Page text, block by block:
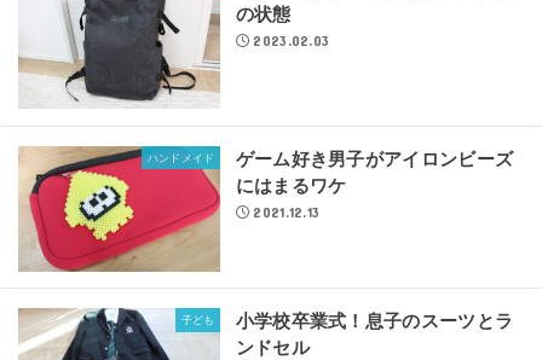
の状態
2023.02.03
ハンドメイド
ゲーム好き男子がアイロンビーズ
にはまるワケ
2021.12.13
子ども
小学校卒業式！息子のスーツとラ
ンドセル